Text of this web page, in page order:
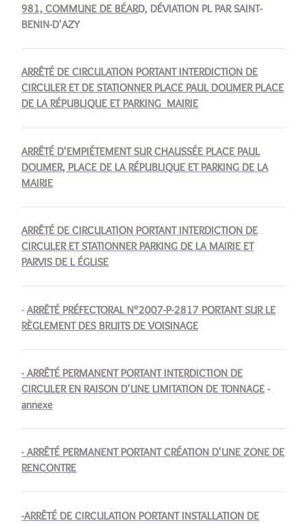
981, COMMUNE DE BÉARD, DÉVIATION PL PAR SAINT-
BENIN-D'AZY
ARRÊTÉ DE CIRCULATION PORTANT INTERDICTION DE
CIRCULER ET DE STATIONNER PLACE PAUL DOUMER PLACE
DE LA RÉPUBLIQUE ET PARKING MAIRIE
ARRÊTÉ D'EMPIÉTEMENT SUR CHAUSSÉE PLACE PAUL
DOUMER, PLACE DE LA RÉPUBLIQUE ET PARKING DE LA
MAIRIE
ARRÊTÉ DE CIRCULATION PORTANT INTERDICTION DE
CIRCULER ET STATIONNER PARKING DE LA MAIRIE ET
PARVIS DE L ÉGLISE
-ARRÊTÉ PRÉFECTORAL N°2007-P-2817 PORTANT SUR LE
RÈGLEMENT DES BRUITS DE VOISINAGE
- ARRÊTÉ PERMANENT PORTANT INTERDICTION DE
CIRCULER EN RAISON D'UNE LIMITATION DE TONNAGE -
annexe
- ARRÊTÉ PERMANENT PORTANT CRÉATION D'UNE ZONE DE
RENCONTRE
-ARRÊTÉ DE CIRCULATION PORTANT INSTALLATION DE